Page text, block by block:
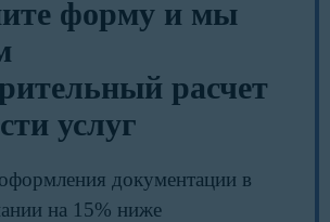
форму и мы
расчет
услуг
документации в
на 15% ниже